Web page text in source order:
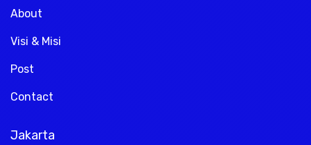
About
Visi & Misi
Post
Contact
Jakarta